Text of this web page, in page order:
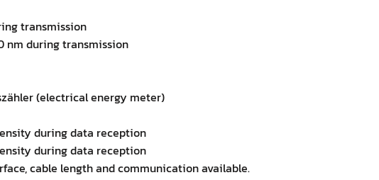
transmission
nm during transmission
(electrical energy meter)
during data reception
during data reception
cable length and communication available.